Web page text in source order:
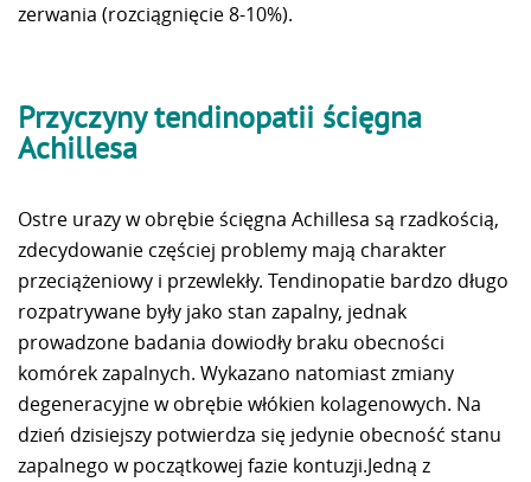
zerwania (rozciągnięcie 8-10%).
Przyczyny tendinopatii ścięgna
Achillesa
Ostre urazy w obrębie ścięgna Achillesa są rzadkością,
zdecydowanie częściej problemy mają charakter
przeciążeniowy i przewlekły. Tendinopatie bardzo długo
rozpatrywane były jako stan zapalny, jednak
prowadzone badania dowiodły braku obecności
komórek zapalnych. Wykazano natomiast zmiany
degeneracyjne w obrębie włókien kolagenowych. Na
dzień dzisiejszy potwierdza się jedynie obecność stanu
zapalnego w początkowej fazie kontuzji.Jedną z